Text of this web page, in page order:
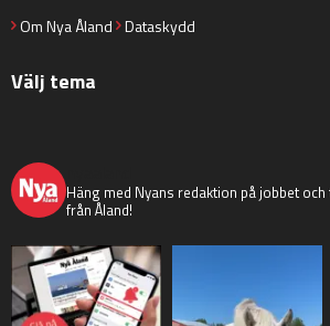
Om Nya Åland Dataskydd
Välj tema
Häng med Nyans redaktion på jobbet
från Åland!